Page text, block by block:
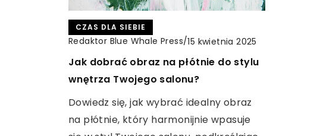
RUCH
Redaktor Blue Whale Press/6 grudnia 2023
Odkrywaj nowe pasje: tajniki nordic
walking dla początkujących
Podstawy nordic walking, niezastąpione
wskazówki dla początkujących oraz
CZAS DLA SIEBIE
Redaktor Blue Whale Press/15 kwietnia 2025
Jak dobrać obraz na płótnie do stylu
wnętrza Twojego salonu?
Dowiedz się, jak wybrać idealny obraz
na płótnie, który harmonijnie wpasuje
Redaktor Blue Whale Press
Korzyści z wykorzystania fotowoltaiki
w domu i przedsiębiorstwie
Dowiedz się, jakie oszczędności i
korzyści środowiskowe niesie ze sobą
inwestycja w fotowoltaikę zarówno w